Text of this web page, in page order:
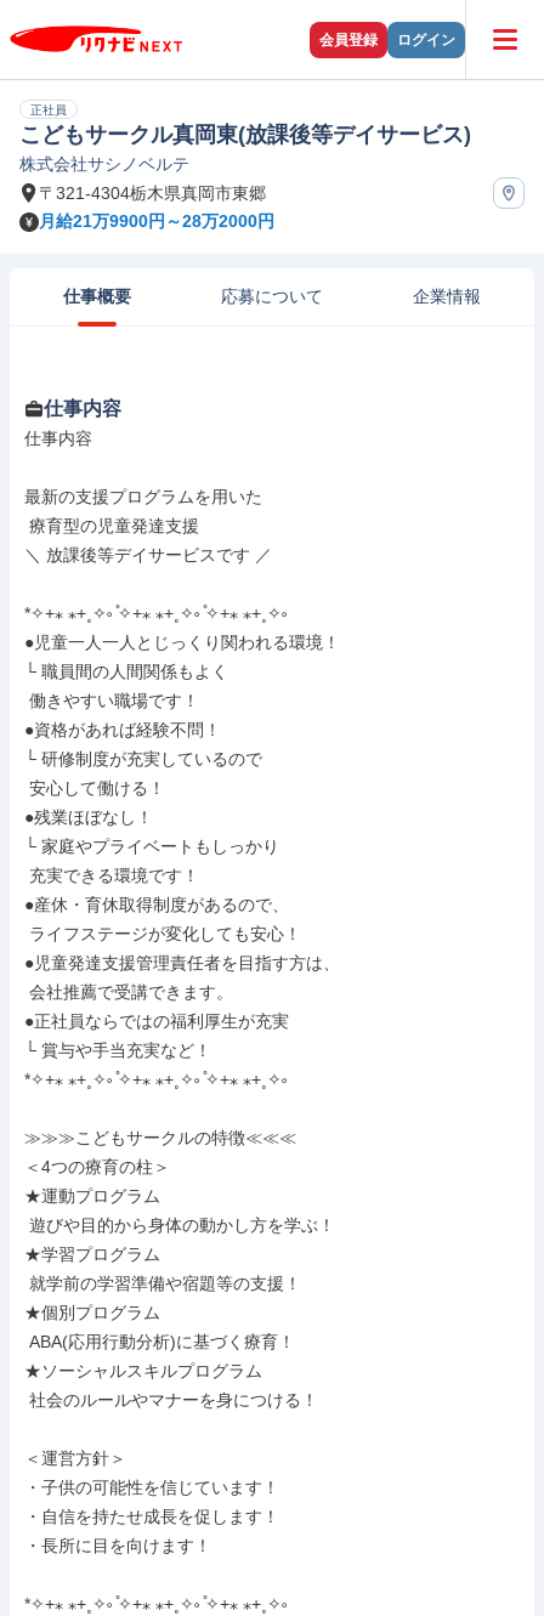
会員登録 ログイン
正社員
こどもサークル真岡東(放課後等デイサービス)
株式会社サシノベルテ
〒321-4304栃木県真岡市東郷
月給21万9900円～28万2000円
仕事概要 応募について 企業情報
仕事内容
仕事内容
最新の支援プログラムを用いた
＼ 放課後等デイサービスです ／
*✧+⁎ ⁎+˳✧༚ ̊✧+⁎ ⁎+˳✧༚ ̊✧+⁎ ⁎+˳✧༚
●児童一人一人とじっくり関われる環境！
└ 職員間の人間関係もよく
●資格があれば経験不問！
└ 研修制度が充実しているので
●残業ほぼなし！
└ 家庭やプライベートもしっかり
●産休・育休取得制度があるので、
●児童発達支援管理責任者を目指す方は、
●正社員ならではの福利厚生が充実
└ 賞与や手当充実など！
*✧+⁎ ⁎+˳✧༚ ̊✧+⁎ ⁎+˳✧༚ ̊✧+⁎ ⁎+˳✧༚
≫≫≫こどもサークルの特徴≪≪≪
＜4つの療育の柱＞
★運動プログラム
★学習プログラム
★個別プログラム
★ソーシャルスキルプログラム
＜運営方針＞
・子供の可能性を信じています！
・自信を持たせ成長を促します！
・長所に目を向けます！
*✧+⁎ ⁎+˳✧༚ ̊✧+⁎ ⁎+˳✧༚ ̊✧+⁎ ⁎+˳✧༚